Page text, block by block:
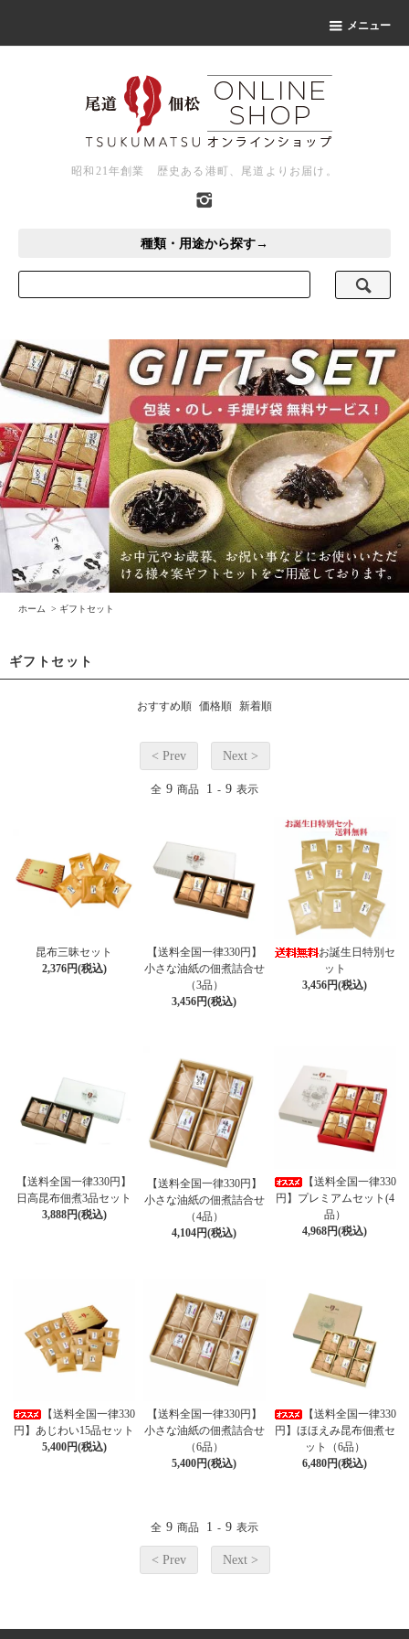
メニュー
昭和21年創業 歴史ある港町、尾道よりお届け。
種類・用途から探す→
ホーム > ギフトセット
ギフトセット
おすすめ順 価格順 新着順
< Prev Next >
全 9 商品 1 - 9 表示
昆布三昧セット
2,376円(税込)
【送料全国一律330円】
小さな油紙の佃煮詰合せ
（3品）
3,456円(税込)
お誕生日特別セ
ット
3,456円(税込)
【送料全国一律330円】
日高昆布佃煮3品セット
3,888円(税込)
【送料全国一律330円】
小さな油紙の佃煮詰合せ
（4品）
4,104円(税込)
【送料全国一律330
円】プレミアムセット(4
品）
4,968円(税込)
【送料全国一律330
円】あじわい15品セット
5,400円(税込)
【送料全国一律330円】
小さな油紙の佃煮詰合せ
（6品）
5,400円(税込)
【送料全国一律330
円】ほほえみ昆布佃煮セ
ット（6品）
6,480円(税込)
全 9 商品 1 - 9 表示
< Prev Next >